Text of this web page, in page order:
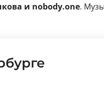
и nobody.one.